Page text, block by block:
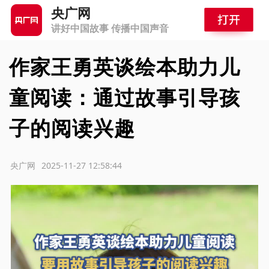
央广网
讲好中国故事 传播中国声音
作家王勇英谈绘本助力儿
童阅读：通过故事引导孩
子的阅读兴趣
2025-11-27 12:58:44
央广网